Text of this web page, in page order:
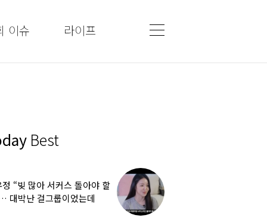
이슈 라이프
Best
정 “빚 많아 서커스 돌아야 할
대박난 걸그룹이었는데